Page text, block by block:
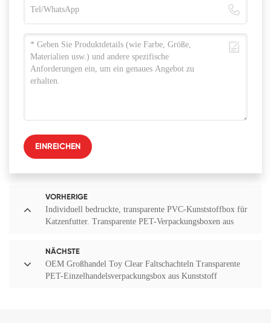
EINREICHEN
VORHERIGE
Individuell bedruckte, transparente PVC-Kunststoffbox für
Katzenfutter. Transparente PET-Verpackungsboxen aus
NÄCHSTE
OEM Großhandel Toy Clear Faltschachteln Transparente
PET-Einzelhandelsverpackungsbox aus Kunststoff